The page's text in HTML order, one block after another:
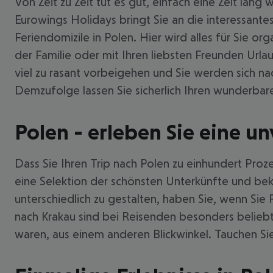
Eurowings Holidays bringt Sie an die
Feriendomizile in Polen. Hier wird alles für Sie
der Familie oder mit Ihren liebsten Freunden
viel zu rasant vorbeigehen und Sie werden sich
Demzufolge lassen Sie sicherlich Ihren
Polen - erleben Sie eine
Dass Sie Ihren Trip nach Polen zu einhundert
eine Selektion der schönsten Unterkünfte und
unterschiedlich zu gestalten, haben Sie, wenn
nach Krakau sind bei Reisenden besonders
waren, aus einem anderen Blickwinkel. Tauchen